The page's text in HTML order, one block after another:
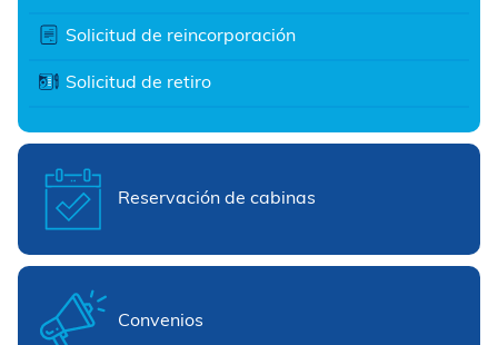
Solicitud de reincorporación
Solicitud de retiro
Reservación de cabinas
Convenios